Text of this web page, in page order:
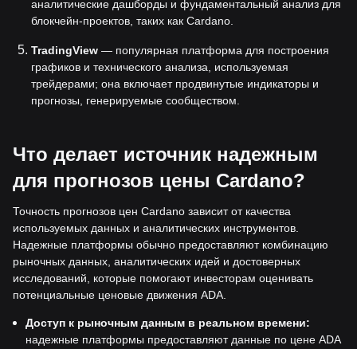
аналитические дашборды и фундаментальный анализ для
блокчейн-проектов, таких как Cardano.
TradingView — популярная платформа для построения
графиков и технического анализа, используемая
трейдерами; она включает продвинутые индикаторы и
прогнозы, генерируемые сообществом.
Что делает источник надежным
для прогнозов цены Cardano?
Точность прогнозов цен Cardano зависит от качества
используемых данных и аналитических инструментов.
Надежные платформы обычно предоставляют комбинацию
рыночных данных, аналитических идей и достоверных
исследований, которые помогают инвесторам оценивать
потенциальные ценовые движения ADA.
Доступ к рыночным данным в реальном времени:
надежные платформы предоставляют данные по цене ADA